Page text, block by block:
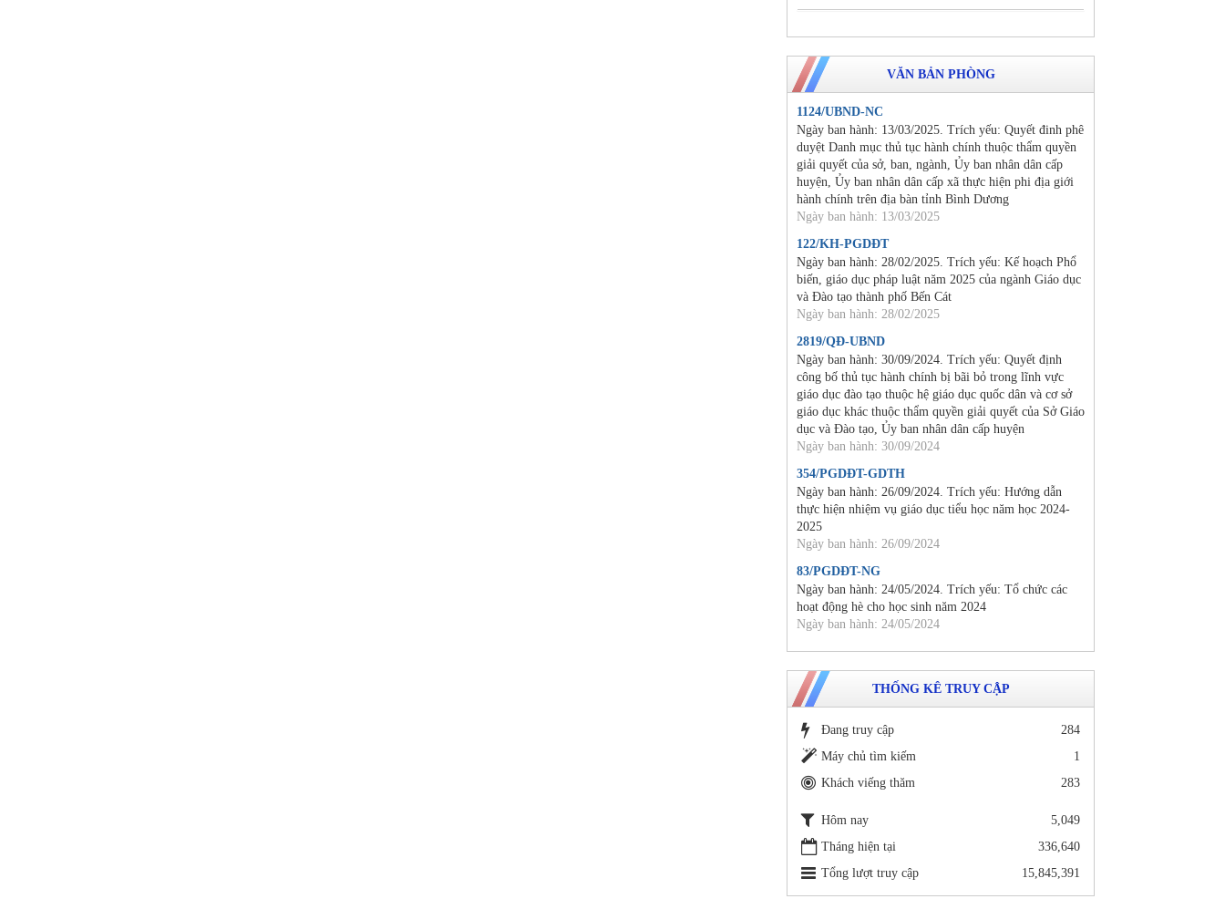
VĂN BẢN PHÒNG
1124/UBND-NC
Ngày ban hành: 13/03/2025. Trích yếu: Quyết đinh phê
duyệt Danh mục thủ tục hành chính thuộc thẩm quyền
giải quyết của sở, ban, ngành, Ủy ban nhân dân cấp
huyện, Ủy ban nhân dân cấp xã thực hiện phi địa giới
hành chính trên địa bàn tỉnh Bình Dương
Ngày ban hành: 13/03/2025
122/KH-PGDĐT
Ngày ban hành: 28/02/2025. Trích yếu: Kế hoạch Phổ
biến, giáo dục pháp luật năm 2025 của ngành Giáo dục
và Đào tạo thành phố Bến Cát
Ngày ban hành: 28/02/2025
2819/QĐ-UBND
Ngày ban hành: 30/09/2024. Trích yếu: Quyết định
công bố thủ tục hành chính bị bãi bỏ trong lĩnh vực
giáo dục đào tạo thuộc hệ giáo dục quốc dân và cơ sở
giáo dục khác thuộc thẩm quyền giải quyết của Sở Giáo
dục và Đào tạo, Ủy ban nhân dân cấp huyện
Ngày ban hành: 30/09/2024
354/PGDĐT-GDTH
Ngày ban hành: 26/09/2024. Trích yếu: Hướng dẫn
thực hiện nhiệm vụ giáo dục tiểu học năm học 2024-
2025
Ngày ban hành: 26/09/2024
83/PGDĐT-NG
Ngày ban hành: 24/05/2024. Trích yếu: Tổ chức các
hoạt động hè cho học sinh năm 2024
Ngày ban hành: 24/05/2024
THỐNG KÊ TRUY CẬP
Đang truy cập
284
Máy chủ tìm kiếm
1
Khách viếng thăm
283
Hôm nay
5,049
Tháng hiện tại
336,640
Tổng lượt truy cập
15,845,391